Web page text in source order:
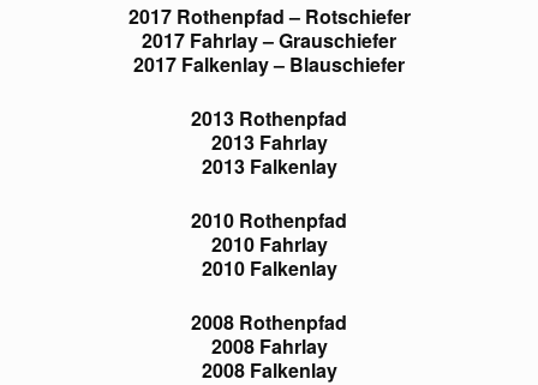
2017 Rothenpfad – Rotschiefer
2017 Fahrlay – Grauschiefer
2017 Falkenlay – Blauschiefer
2013 Rothenpfad
2013 Fahrlay
2013 Falkenlay
2010 Rothenpfad
2010 Fahrlay
2010 Falkenlay
2008 Rothenpfad
2008 Fahrlay
2008 Falkenlay